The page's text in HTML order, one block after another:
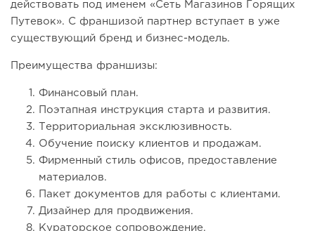
действовать под именем «Сеть Магазинов Горящих
Путевок». С франшизой партнер вступает в уже
существующий бренд и бизнес-модель.
Преимущества франшизы:
Финансовый план.
Поэтапная инструкция старта и развития.
Территориальная эксклюзивность.
Обучение поиску клиентов и продажам.
Фирменный стиль офисов, предоставление
материалов.
Пакет документов для работы с клиентами.
Дизайнер для продвижения.
Кураторское сопровождение.